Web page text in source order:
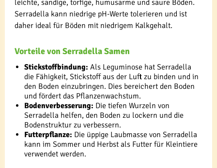
leichte, sandige, torfige, humusarme und saure Böden.
Serradella kann niedrige pH-Werte tolerieren und ist
daher ideal für Böden mit niedrigem Kalkgehalt.
Vorteile von Serradella Samen
Stickstoffbindung: Als Leguminose hat Serradella
die Fähigkeit, Stickstoff aus der Luft zu binden und in
den Boden einzubringen. Dies bereichert den Boden
und fördert das Pflanzenwachstum.
Bodenverbesserung: Die tiefen Wurzeln von
Serradella helfen, den Boden zu lockern und die
Bodenstruktur zu verbessern.
Futterpflanze: Die üppige Laubmasse von Serradella
kann im Sommer und Herbst als Futter für Kleintiere
verwendet werden.